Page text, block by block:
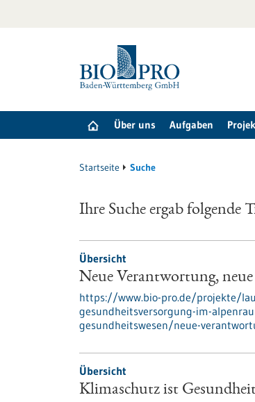
Über uns Aufgaben
Startseite Suche
Ihre Suche ergab folgende
Übersicht
Neue Verantwortung,
https://www.bio-pro.de/projekte/
gesundheitsversorgung-im-
gesundheitswesen/neue-
Übersicht
Klimaschutz ist